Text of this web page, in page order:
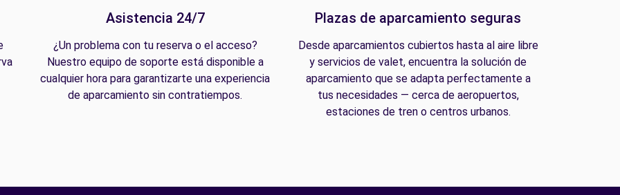
Asistencia 24/7
¿Un problema con tu reserva o el acceso?
Nuestro equipo de soporte está disponible a
cualquier hora para garantizarte una experiencia
de aparcamiento sin contratiempos.
Plazas de aparcamiento seguras
Desde aparcamientos cubiertos hasta al aire libre
y servicios de valet, encuentra la solución de
aparcamiento que se adapta perfectamente a
tus necesidades — cerca de aeropuertos,
estaciones de tren o centros urbanos.